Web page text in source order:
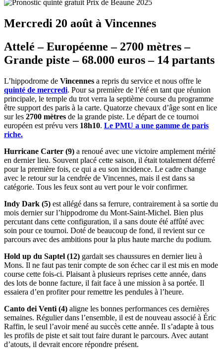
Mercredi 20 août à Vincennes
Attelé – Européenne – 2700 mètres –
Grande piste – 68.000 euros – 14 partants
L’hippodrome de Vincennes a repris du service et nous offre le
quinté de mercredi. Pour sa première de l’été en tant que réunion
principale, le temple du trot verra la septième course du programme
être support des paris à la carte. Quatorze chevaux d’âge sont en lice
sur les 2700 mètres de la grande piste. Le départ de ce tournoi
européen est prévu vers 18h10. Le PMU a une gamme de paris
riche.
Hurricane Carter (9) a renoué avec une victoire amplement mérité
en dernier lieu. Souvent placé cette saison, il était totalement déferré
pour la première fois, ce qui a eu son incidence. Le cadre change
avec le retour sur la cendrée de Vincennes, mais il est dans sa
catégorie. Tous les feux sont au vert pour le voir confirmer.
Indy Dark (5) est allégé dans sa ferrure, contrairement à sa sortie du
mois dernier sur l’hippodrome du Mont-Saint-Michel. Bien plus
percutant dans cette configuration, il a sans doute été affûté avec
soin pour ce tournoi. Doté de beaucoup de fond, il revient sur ce
parcours avec des ambitions pour la plus haute marche du podium.
Hold up du Saptel (12) gardait ses chaussures en dernier lieu à
Mons. Il ne faut pas tenir compte de son échec car il est mis en mode
course cette fois-ci. Plaisant à plusieurs reprises cette année, dans
des lots de bonne facture, il fait face à une mission à sa portée. Il
essaiera d’en profiter pour remettre les pendules à l’heure.
Canto dei Venti (4) aligne les bonnes performances ces dernières
semaines. Régulier dans l’ensemble, il est de nouveau associé à Éric
Raffin, le seul l’avoir mené au succès cette année. Il s’adapte à tous
les profils de piste et sait tout faire durant le parcours. Avec autant
d’atouts, il devrait encore répondre présent.